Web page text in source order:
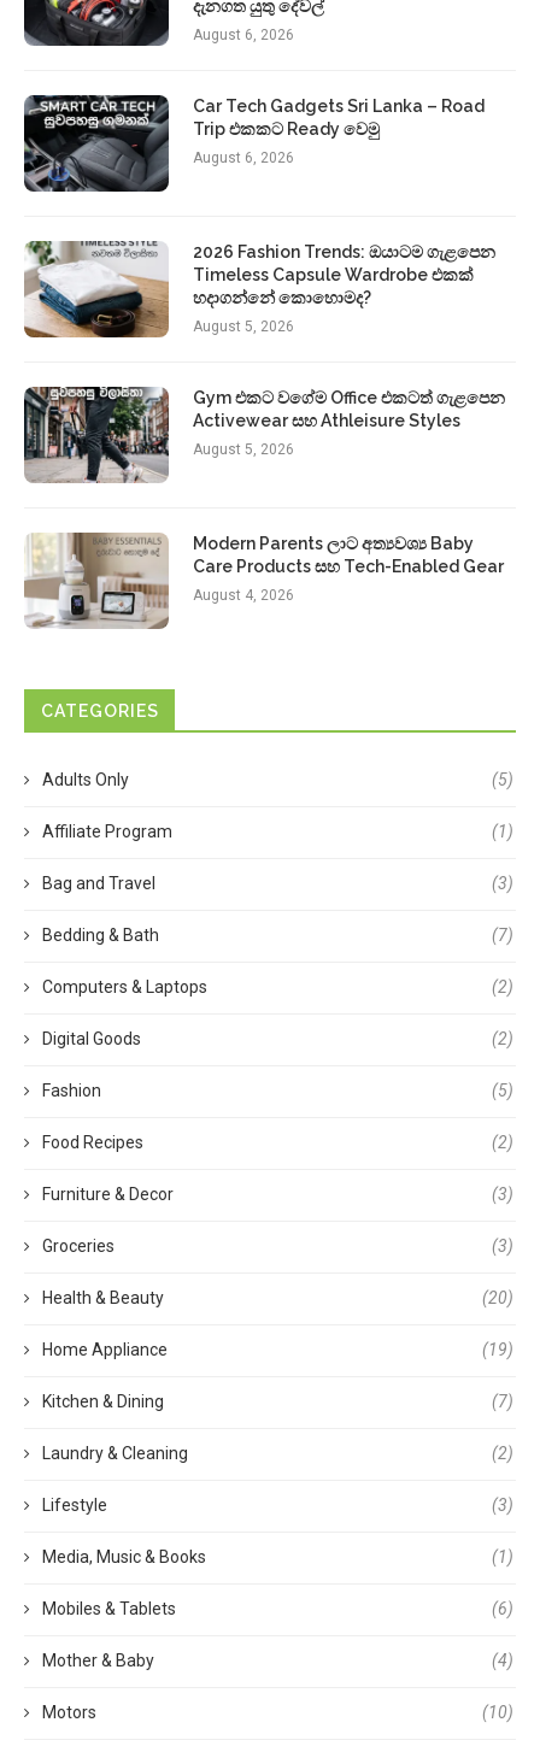
දැනගත යුතු දේවල්
August 6, 2026
Car Tech Gadgets Sri Lanka – Road
Trip එකකට Ready වෙමු
August 6, 2026
2026 Fashion Trends: ඔයාටම ගැළපෙන
Timeless Capsule Wardrobe එකක්
හදාගන්නේ කොහොමද?
August 5, 2026
Gym එකට වගේම Office එකටත් ගැළපෙන
Activewear සහ Athleisure Styles
August 5, 2026
Modern Parents ලාට අත්‍යවශ්‍ය Baby
Care Products සහ Tech-Enabled Gear
August 4, 2026
CATEGORIES
Adults Only (5)
Affiliate Program (1)
Bag and Travel (3)
Bedding & Bath (7)
Computers & Laptops (2)
Digital Goods (2)
Fashion (5)
Food Recipes (2)
Furniture & Decor (3)
Groceries (3)
Health & Beauty (20)
Home Appliance (19)
Kitchen & Dining (7)
Laundry & Cleaning (2)
Lifestyle (3)
Media, Music & Books (1)
Mobiles & Tablets (6)
Mother & Baby (4)
Motors (10)